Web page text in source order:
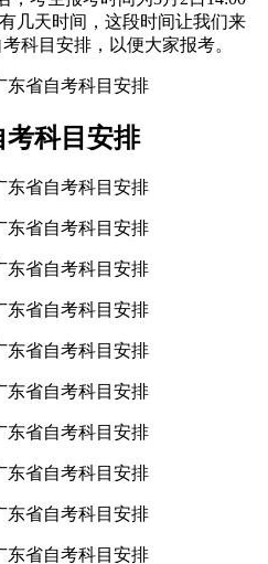
几天时间，这段时间让我们来
科目安排，以便大家报考。
考科目安排